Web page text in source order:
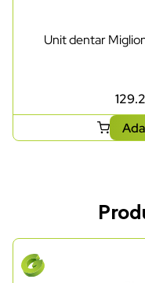
Unit dentar